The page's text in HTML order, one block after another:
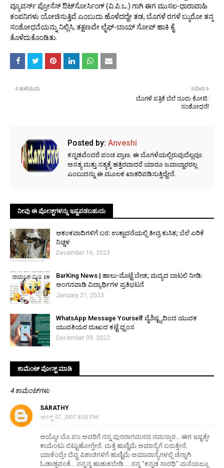
ವ್ಯೂವರ್ಸ್ ಪ್ರೋಸೆಸ್ ಔಟ್‌ಸೋರ್ಸಿಂಗ್ (ವಿ.ಪಿ.ಒ.) ಗಾಗಿ ಈಗ ಮುಸಲ-ಧಾರಾವಾಹಿ
ಕಂಪನಿಗಳು ಯೋಚಿಸುತ್ತಿವೆ ಎಂಬುದು ಹೊಳೆದದ್ದೇ ತಡ, ಬೊಗಳೆ ರಗಳೆ ಬ್ಯುರೋ ತನ್ನ
ಸಂಶೋಧನೆಯನ್ನು ನಿಲ್ಲಿಸಿ, ತಕ್ಷಣವೇ ಲೈಫ್-ಬಾಯ್ ಸೋಪ್ ಹಾಕಿ ಕೈ
ತೊಳೆದುಕೊಂಡಿತು.
ನವೀನ
ಬೊಗಳೆ ಪತ್ರಿಕೆ ಬೆಲೆ ನೂರು ಕೋಟಿ:
ಸಂಶೋಧನೆ!
ಹಳೆಯದು
Posted by: Anveshi
ಕನ್ನಡವೆಂದರೆ ಪಂಚ ಪ್ರಾಣ. ಈ ಬೊಗಳೆಯಲ್ಲಿರುವುದೆಲ್ಲವೂ
ಅಸತ್ಯ ಮತ್ತು ಸತ್ಯಕ್ಕೆ ಹತ್ತಿರವಾದರೆ ಯಾರೂ ಜವಾಬ್ದಾರರಲ್ಲ
ಎಂಬುದನ್ನು ಈ ಮೂಲಕ ಖಾತರಿಪಡಿಸುತ್ತಿದ್ದೇನೆ.
ನೀವು ಈ ಪೋಸ್ಟ್‌ಗಳನ್ನು ಇಷ್ಟಪಡಬಹುದು
ಆತಂಕವಾದಿಗಳಿಗೆ ಬರ: ಉತ್ಪಾದನೆಯಲ್ಲಿ ತೀವ್ರ ಕುಸಿತ; ಬೆಲೆ ಏರಿಕೆ
ನಿಚ್ಚಳ
December 16, 2023
BarKing News | ಹಾಲು-ಮೊಟ್ಟೆ ಬೇಡ; ಮದ್ಯದ ಬಾಟಲಿ ನೀಡಿ:
ಅಂಗನವಾಡಿ ವಿದ್ಯಾರ್ಥಿಗಳ ಪ್ರತಿಭಟನೆ
January 21, 2023
WhatsApp Message Yourself ವೈಶಿಷ್ಟ್ಯದಿಂದ ಯುವಕ
ಯುವತಿಯರ ದುಃಖದ ಕಟ್ಟೆ ಧ್ವಂಸ
December 09, 2022
ಕಾಮೆಂಟ್‌‌ ಪೋಸ್ಟ್‌ ಮಾಡಿ
4 ಕಾಮೆಂಟ್‌ಗಳು
SARATHY
ಆಗಸ್ಟ್ 07, 2007 8:05 PM
ಅಯ್ಯೋ ಬೊ.ಪಂ.ಅವರಿಗೆ ನನ್ನ ಪುನರಾಗಮನದ ನಮಸ್ಕಾರ... ಈಗ ಇಷ್ಟಕ್ಕೇ
ಕಾಮೆಂಟು ಬಿಟ್ಟುಹೋಗ್ತೇನೆ. ಮತ್ತೆ ಹುಣ್ಣಿಮೆ ಅಮಾಸ್ಯೆಗೆ ಬರುತ್ತೇನೆ.
ಯಾಕೆಂದ್ರೇ ದೆವ್ವ ಪಿಶಾಚಿಗಳಿಗೆ ಹುಣ್ಣಿಮೆ ಅಮಾವಾಸ್ಯೆಗಳಲ್ಲಿ ಚೆನ್ನಾಗಿ
ಓಡಾಡ್ತವಂತೆ... ನನ್ನನ್ನ ಹುಡುಕಬೇಡಿ.... ನನ್ನ "ಕನ್ನಡ ಸಾರಥಿ" ಮನೆಯಲ್ಲೂ